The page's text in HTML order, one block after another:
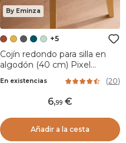
By Eminza
+5
Cojín redondo para silla en
algodón (40 cm) Pixel
En existencias (20)
6,99
Añadir a la cesta